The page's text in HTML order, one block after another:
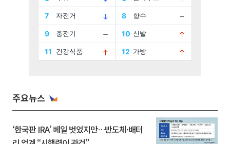
주요뉴스
‘한국판 IRA’ 베일 벗었지만…반도체·배터